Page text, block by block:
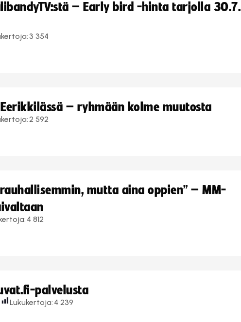
– Early bird -hinta tarjolla 30.7.
3 354
– ryhmään kolme muutosta
2 592
mutta aina oppien” – MM-
4 812
palvelusta
Lukukertoja: 4 239